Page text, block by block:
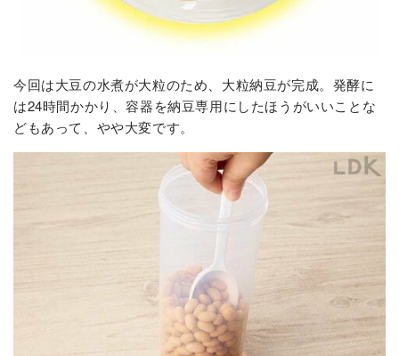
今回は大豆の水煮が大粒のため、大粒納豆が完成。発酵に
は24時間かかり、容器を納豆専用にしたほうがいいことな
どもあって、やや大変です。